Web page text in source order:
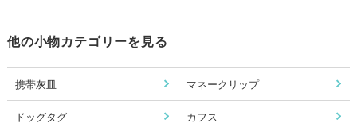
他の小物カテゴリーを見る
携帯灰皿 マネークリップ
ドッグタグ カフス